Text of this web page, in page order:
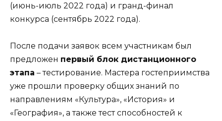
(июнь-июль 2022 года) и гранд-финал
конкурса (сентябрь 2022 года).
После подачи заявок всем участникам был
предложен первый блок дистанционного
этапа – тестирование. Мастера гостеприимства
уже прошли проверку общих знаний по
направлениям «Культура», «История» и
«География», а также тест способностей к